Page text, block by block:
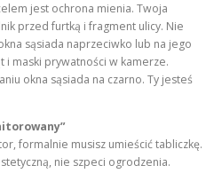
jest ochrona mienia. Twoja
przed furtką i fragment ulicy. Nie
sąsiada naprzeciwko lub na jego
i maski prywatności w kamerze.
okna sąsiada na czarno. Ty jesteś
formalnie musisz umieścić tabliczkę.
nie szpeci ogrodzenia.